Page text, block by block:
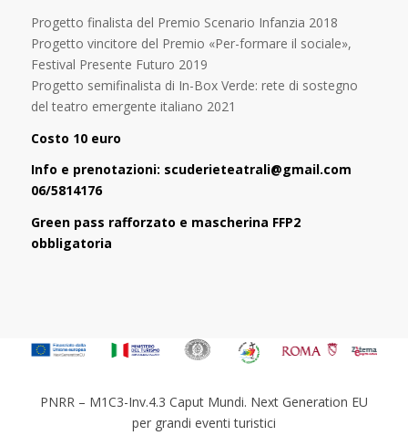
Progetto finalista del Premio Scenario Infanzia 2018
Progetto vincitore del Premio «Per-formare il sociale»,
Festival Presente Futuro 2019
Progetto semifinalista di In-Box Verde: rete di sostegno
del teatro emergente italiano 2021
Costo 10 euro
Info e prenotazioni: scuderieteatrali@gmail.com
06/5814176
Green pass rafforzato e mascherina FFP2
obbligatoria
PNRR – M1C3-Inv.4.3 Caput Mundi. Next Generation EU
per grandi eventi turistici